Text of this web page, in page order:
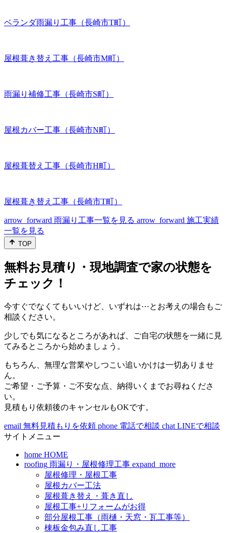
ベランダ雨漏り工事（長崎市T町）
屋根葺き替え工事（長崎市M町）
雨漏り補修工事（長崎市S町）
屋根カバー工事（長崎市N町）
屋根葺替え工事（長崎市H町）
屋根葺き替え工事（長崎市T町）
arrow_forward 雨漏り工事一覧を見る arrow_forward 施工実績
一覧を見る
TOP
無料お見積り・現地調査で家の状態を
チェック！
今すぐでなくてもいいけど、いずれは⋯とお考えの場合もご
相談ください。
少しでも気になるところがあれば、ご自宅の状態を一緒に見
てみるところから始めましょう。
もちろん、無理な営業やしつこい追いかけは一切ありませ
ん。
ご希望・ご予算・ご不安な点、納得いくまでお尋ねくださ
い。
見積もり依頼後のキャンセルもOKです。
email 無料見積もりを依頼 phone 電話で相談 chat LINEで相談
サイトメニュー
home HOME
roofing 雨漏り・屋根修理工事 expand_more
屋根修理・屋根工事
屋根カバー工法
屋根葺き替え・葺き直し
屋根工事+リフォームがお得
部分屋根工事（雨樋・天窓・瓦工事等）
棟板金包み直し工事